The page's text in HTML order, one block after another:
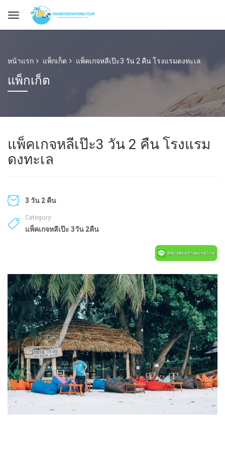
หน้าแรก แพ็กเก็ต แพ็คเกจหลีเป๊ะ3 วัน 2 คืน โรงแรมดงทะเล
แพ็กเก็ต
แพ็คเกจหลีเป๊ะ3 วัน 2 คืน โรงแรม
ดงทะเล
3 วัน 2 คืน
Category:
แพ็คเกจหลีเป๊ะ 3วัน 2คืน